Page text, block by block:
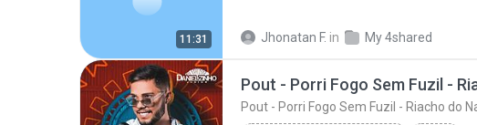
11:31 Jhonatan F. in My 4shared